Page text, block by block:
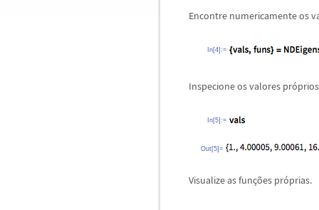
Encontre numericamente os
In[4]:=
Inspecione os valores pró
In[5]:=
Out[5]=
Visualize as funções próprias.